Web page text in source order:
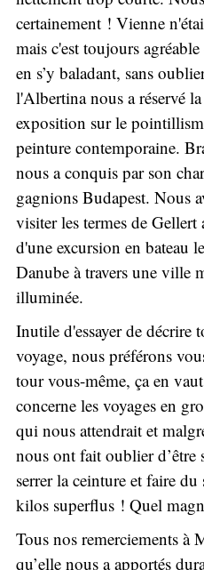
certainement ! Vienne
mais c'est toujours
en s’y baladant, sans
l'Albertina nous a réservé
exposition sur le
peinture contemporaine.
nous a conquis par son
gagnions Budapest. Nous
visiter les termes de Gellert
d'une excursion en bateau
Danube à travers une ville
illuminée.
Inutile d'essayer de décrire
voyage, nous préférons
tour vous-même, ça en
concerne les voyages en
qui nous attendrait et
nous ont fait oublier d’être
serrer la ceinture et faire
kilos superflus ! Quel
Tous nos remerciements à
qu’elle nous a apportés